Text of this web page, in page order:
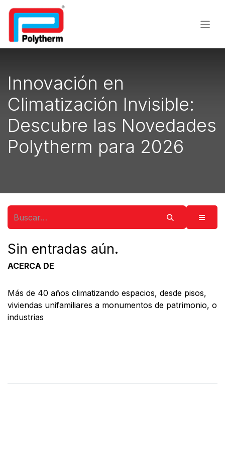
Innovación en
Climatización Invisible:
Descubre las Novedades
Polytherm para 2026
Sin entradas aún.
ACERCA DE
Más de 40 años climatizando espacios, desde pisos,
viviendas unifamiliares a monumentos de patrimonio, o
industrias